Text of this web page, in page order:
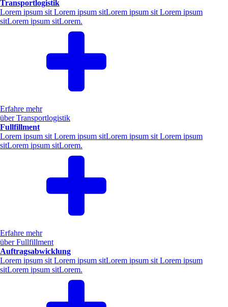
Transportlogistik
Lorem ipsum sit Lorem ipsum sitLorem ipsum sit Lorem ipsum
sitLorem ipsum sitLorem.
Erfahre mehr
über Transportlogistik
Fullfillment
Lorem ipsum sit Lorem ipsum sitLorem ipsum sit Lorem ipsum
sitLorem ipsum sitLorem.
Erfahre mehr
über Fullfillment
Auftragsabwicklung
Lorem ipsum sit Lorem ipsum sitLorem ipsum sit Lorem ipsum
sitLorem ipsum sitLorem.